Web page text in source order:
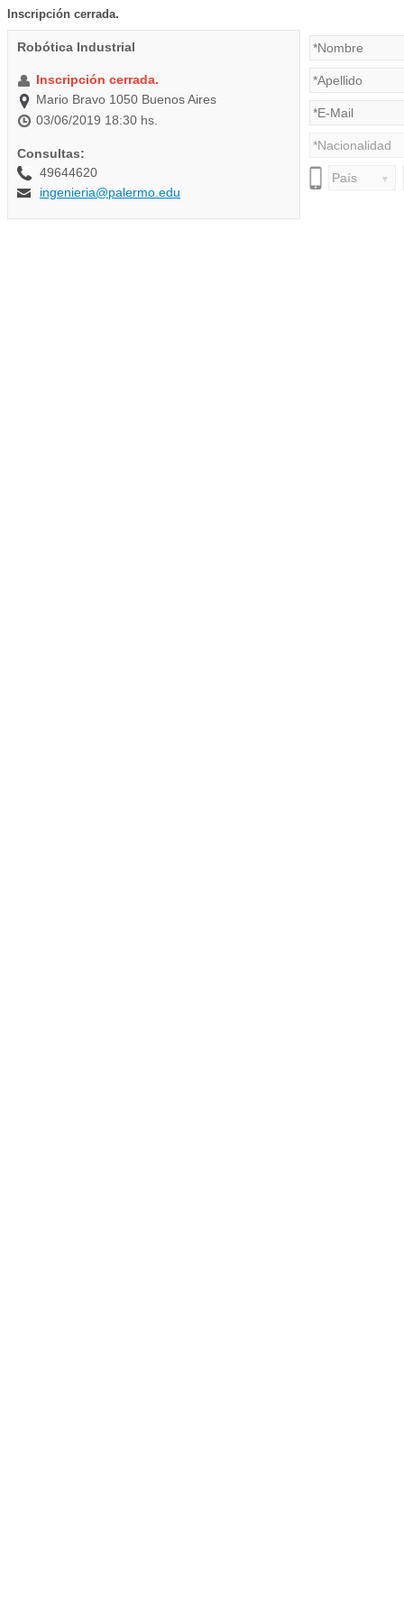
Inscripción cerrada.
Robótica Industrial
Inscripción cerrada.
Mario Bravo 1050 Buenos Aires
03/06/2019 18:30 hs.
Consultas:
49644620
ingenieria@palermo.edu